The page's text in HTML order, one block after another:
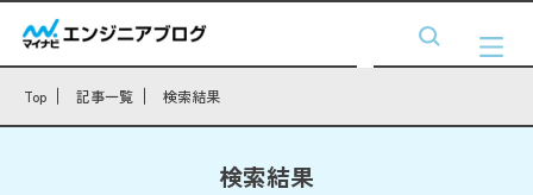
Top 記事一覧 検索結果
検索結果